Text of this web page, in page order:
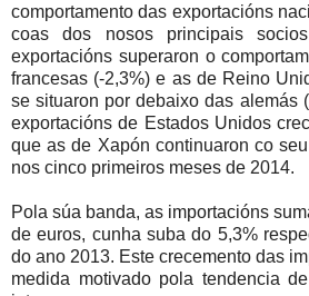
comportamento das exportacións
coas dos nosos principais
exportacións superaron o
francesas (-2,3%) e as de Reino
se situaron por debaixo das alemás
exportacións de Estados Unidos
que as de Xapón continuaron co
nos cinco primeiros meses de 2014.
Pola súa banda, as importacións
de euros, cunha suba do 5,3%
do ano 2013. Este crecemento das
medida motivado pola tendencia